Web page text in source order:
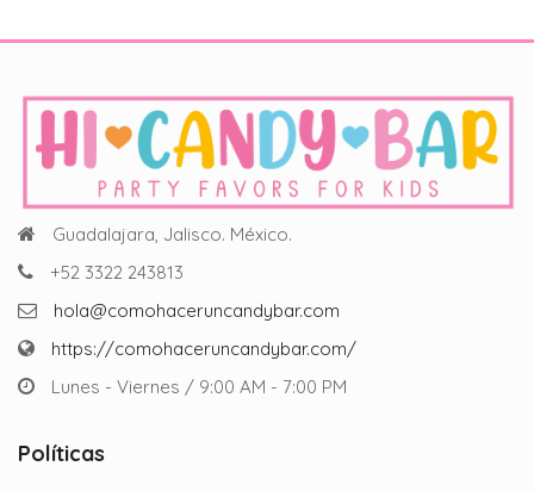
Guadalajara, Jalisco. México.
+52 3322 243813
hola@comohaceruncandybar.com
https://comohaceruncandybar.com/
Lunes - Viernes / 9:00 AM - 7:00 PM
Políticas